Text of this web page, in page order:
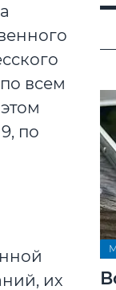
всем
по
их